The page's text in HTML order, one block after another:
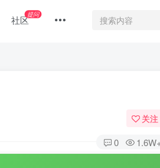
社区提问
关注
0